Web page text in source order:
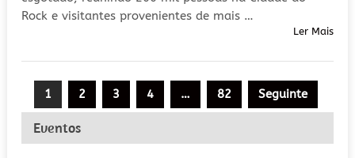
Rock e visitantes provenientes de mais …
Ler Mais
Paginação
dos
conteúdos
1 2 3 4 … 82 Seguinte
Eventos